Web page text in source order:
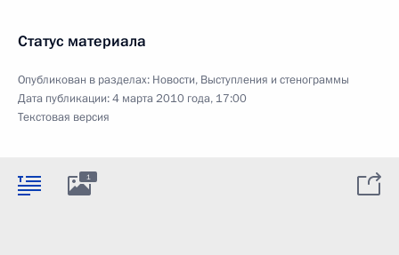
Статус материала
Опубликован в разделах: Новости, Выступления и стенограммы
Дата публикации:4 марта 2010 года, 17:00
Текстовая версия
1